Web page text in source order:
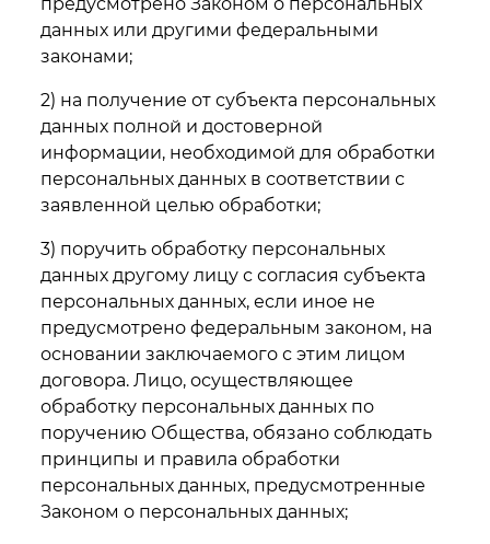
данных или другими федеральными
законами;
2) на получение от субъекта персональных
данных полной и достоверной
информации, необходимой для обработки
персональных данных в соответствии с
заявленной целью обработки;
3) поручить обработку персональных
данных другому лицу с согласия субъекта
персональных данных, если иное не
предусмотрено федеральным законом, на
основании заключаемого с этим лицом
договора. Лицо, осуществляющее
обработку персональных данных по
поручению Общества, обязано соблюдать
принципы и правила обработки
персональных данных, предусмотренные
Законом о персональных данных;